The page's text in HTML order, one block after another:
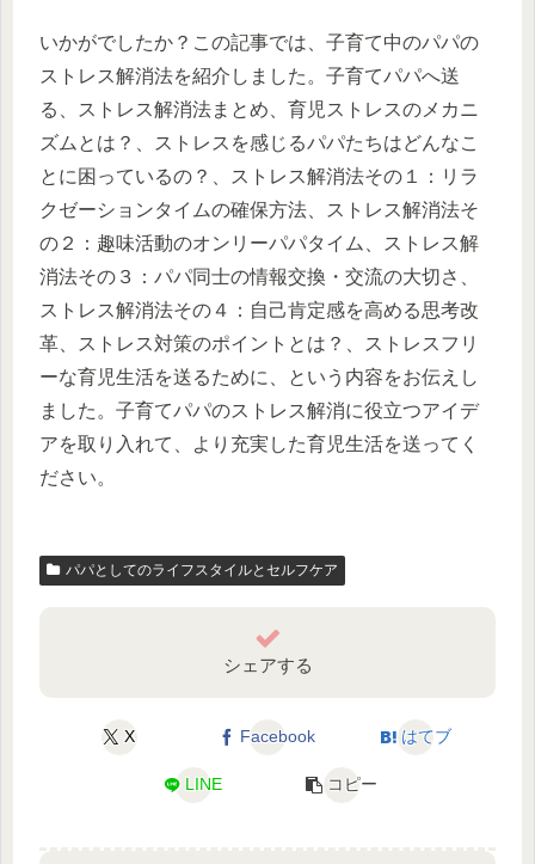
いかがでしたか？この記事では、子育て中のパパの
ストレス解消法を紹介しました。子育てパパへ送
る、ストレス解消法まとめ、育児ストレスのメカニ
ズムとは？、ストレスを感じるパパたちはどんなこ
とに困っているの？、ストレス解消法その１：リラ
クゼーションタイムの確保方法、ストレス解消法そ
の２：趣味活動のオンリーパパタイム、ストレス解
消法その３：パパ同士の情報交換・交流の大切さ、
ストレス解消法その４：自己肯定感を高める思考改
革、ストレス対策のポイントとは？、ストレスフリ
ーな育児生活を送るために、という内容をお伝えし
ました。子育てパパのストレス解消に役立つアイデ
アを取り入れて、より充実した育児生活を送ってく
ださい。
パパとしてのライフスタイルとセルフケア
シェアする
X Facebook はてブ
LINE コピー